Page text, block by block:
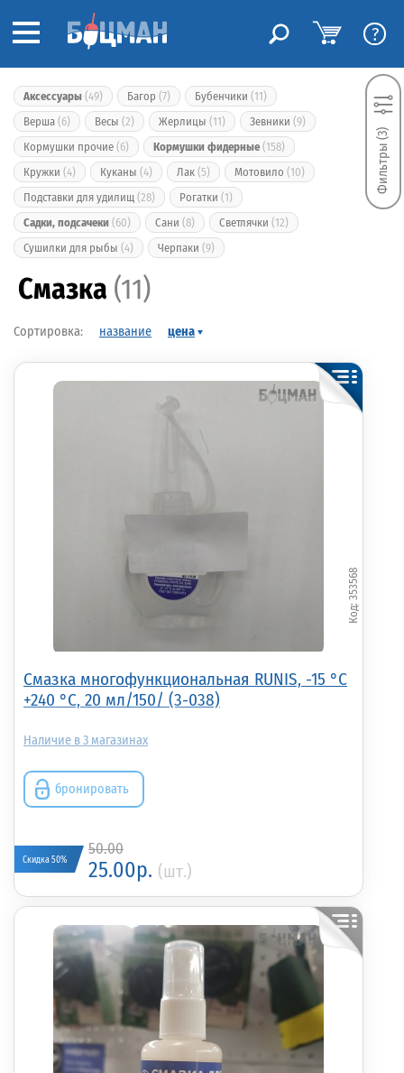
?
Аксессуары (49) Багор (7) Бубенчики (11)
Верша (6) Весы (2) Жерлицы (11) Зевники (9)
Кормушки прочие (6) Кормушки фидерные (158)
Кружки (4) Куканы (4) Лак (5) Мотовило (10)
Подставки для удилищ (28) Рогатки (1)
Садки, подсачеки (60) Сани (8) Светлячки (12)
Сушилки для рыбы (4) Черпаки (9)
Смазка (11)
название цена
Смазка многофункциональная RUNIS, -15 °С
+240 °С, 20 мл/150/ (3-038)
353568
3
бронировать
Скидка 50%
50.00
25.00р. (шт.)
Фильтры (3)